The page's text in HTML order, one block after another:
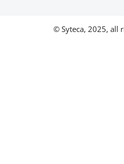
© Syteca, 2025, all